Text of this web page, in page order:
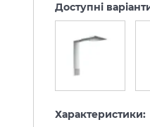
Доступні
Характеристики: